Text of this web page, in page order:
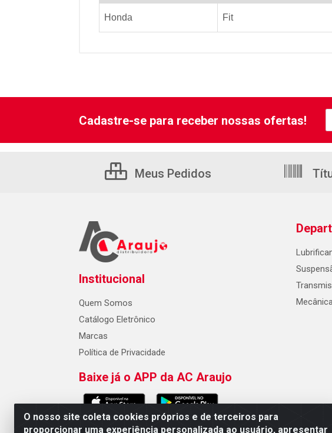
Honda Fit
O nosso site coleta cookies próprios e de terceiros para
proporcionar uma experiência personalizada ao usuário, apresentar
Cadastre-se para receber nossas ofertas!
Meus Pedidos
Institucional
Quem Somos
Catálogo Eletrônico
Marcas
Política de Privacidade
Baixe já o APP da AC Araujo